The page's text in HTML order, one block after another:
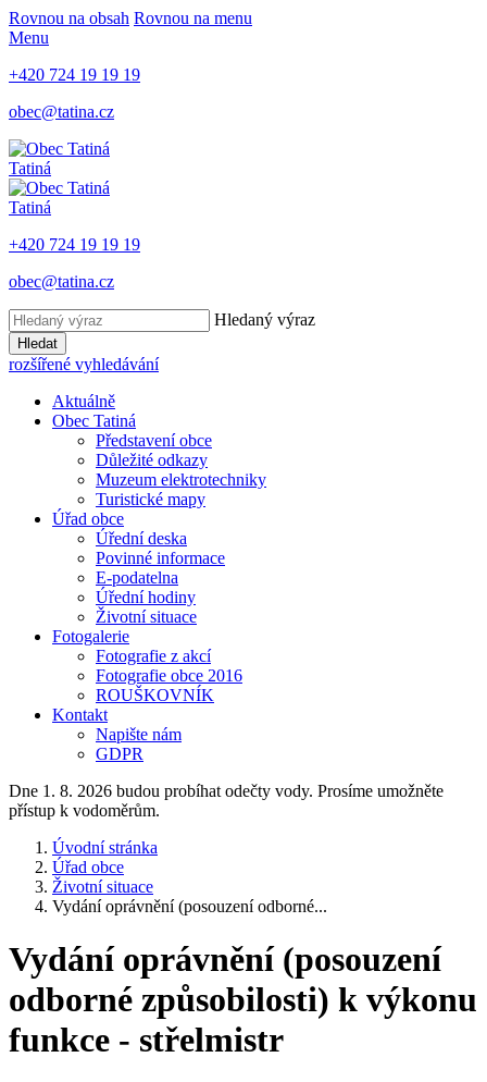
Rovnou na obsah Rovnou na menu
Menu
+420 724 19 19 19
obec@tatina.cz
Tatiná
Tatiná
+420 724 19 19 19
obec@tatina.cz
Hledaný výraz
Hledat
rozšířené vyhledávání
Aktuálně
Obec Tatiná
Představení obce
Důležité odkazy
Muzeum elektrotechniky
Turistické mapy
Úřad obce
Úřední deska
Povinné informace
E-podatelna
Úřední hodiny
Životní situace
Fotogalerie
Fotografie z akcí
Fotografie obce 2016
ROUŠKOVNÍK
Kontakt
Napište nám
GDPR
Dne 1. 8. 2026 budou probíhat odečty vody. Prosíme umožněte
přístup k vodoměrům.
Úvodní stránka
Úřad obce
Životní situace
Vydání oprávnění (posouzení odborné...
Vydání oprávnění (posouzení
odborné způsobilosti) k výkonu
funkce - střelmistr